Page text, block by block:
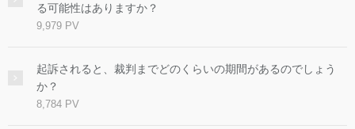
る可能性はありますか？
9,979 PV
起訴されると、裁判までどのくらいの期間があるのでしょう
か？
8,784 PV